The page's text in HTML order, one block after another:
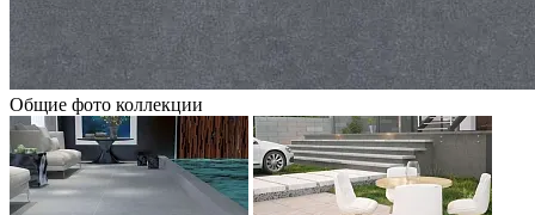
Общие фото коллекции